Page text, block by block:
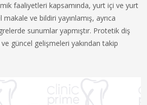
faaliyetleri kapsamında, yurt içi ve yurt
makale ve bildiri yayınlamış, ayrıca
sunumlar yapmıştır. Protetik diş
güncel gelişmeleri yakından takip